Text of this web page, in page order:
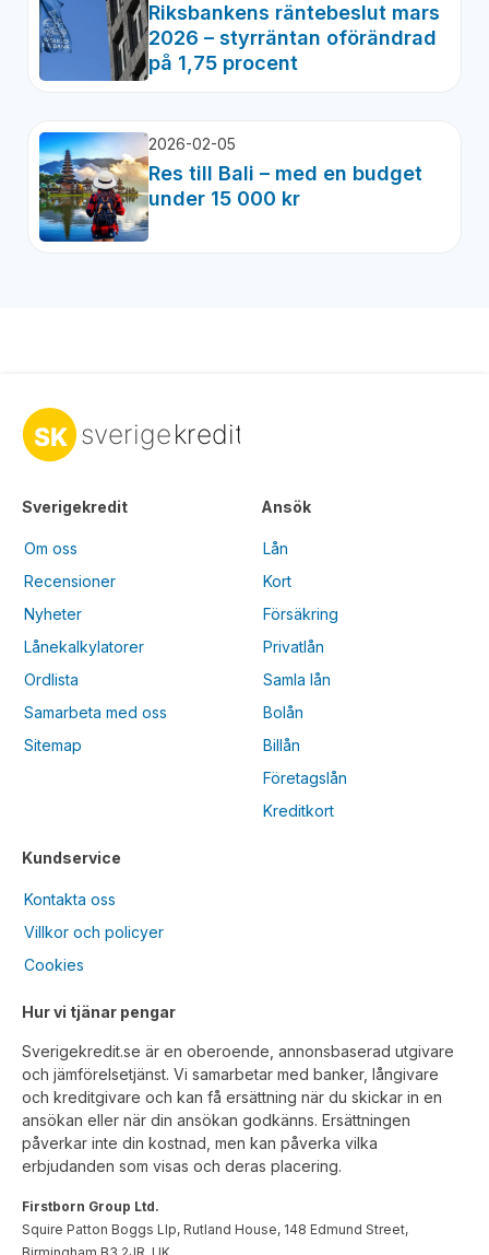
Riksbankens räntebeslut mars
2026 – styrräntan oförändrad
på 1,75 procent
2026-02-05
Res till Bali – med en budget
under 15 000 kr
Sverigekredit
Om oss
Recensioner
Nyheter
Lånekalkylatorer
Ordlista
Samarbeta med oss
Sitemap
Kundservice
Kontakta oss
Villkor och policyer
Cookies
Ansök
Lån
Kort
Försäkring
Privatlån
Samla lån
Bolån
Billån
Företagslån
Kreditkort
Hur vi tjänar pengar
Sverigekredit.se är en oberoende, annonsbaserad utgivare
och jämförelsetjänst. Vi samarbetar med banker, långivare
och kreditgivare och kan få ersättning när du skickar in en
ansökan eller när din ansökan godkänns. Ersättningen
påverkar inte din kostnad, men kan påverka vilka
erbjudanden som visas och deras placering.
Firstborn Group Ltd.
Squire Patton Boggs Llp, Rutland House, 148 Edmund Street,